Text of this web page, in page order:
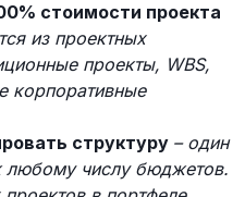
стоимости проекта
из проектных
проекты, WBS,
корпоративные
структуру – один
любому числу бюджетов.